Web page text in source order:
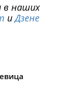
в наших
иДзене